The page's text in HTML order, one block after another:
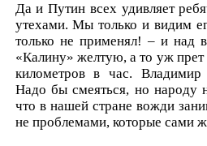
Да и Путин всех удивляет
утехами. Мы только и видим
только не применял! – и над
«Калину» желтую, а то уж
километров в час.
Надо бы смеяться, но народу
что в нашей стране вожди
не проблемами, которые сами